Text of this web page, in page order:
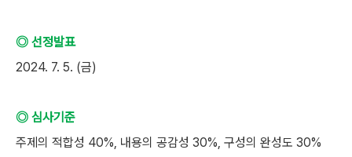
◎ 선정발표
2024. 7. 5. (금)
◎ 심사기준
주제의 적합성 40%, 내용의 공감성 30%, 구성의 완성도 30%